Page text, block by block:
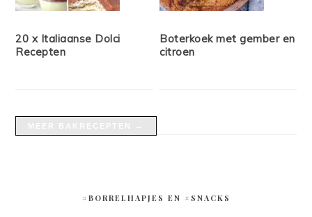
20 x Italiaanse Dolci
Recepten
Boterkoek met gember en
citroen
#BORRELHAPJES EN #SNACKS